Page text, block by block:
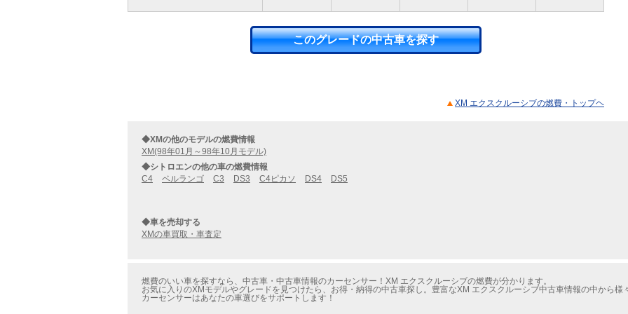
このグレードの中古車を探す
XM エクスクルーシブの燃費・トップヘ
◆XMの他のモデルの燃費情報
XM(98年01月～98年10月モデル)
◆シトロエンの他の車の燃費情報
C4
ベルランゴ C3 DS3 C4ピカソ DS4 DS5
◆車を売却する
XMの車買取・車査定
燃費のいい車を探すなら、中古車・中古車情報のカーセンサー！XM エクスクルーシブの燃費が分かります。
お気に入りのXMモデルやグレードを見つけたら、お得・納得の中古車探し。豊富なXM エクスクルーシブ中古車情報の中から様
カーセンサーはあなたの車選びをサポートします！